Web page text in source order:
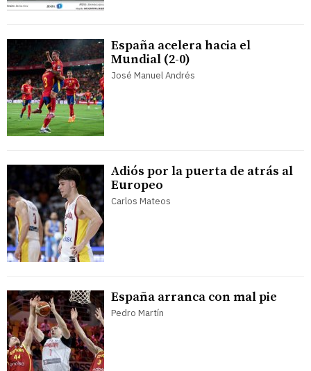
España acelera hacia el
Mundial (2-0)
José Manuel Andrés
Adiós por la puerta de atrás al
Europeo
Carlos Mateos
España arranca con mal pie
Pedro Martín